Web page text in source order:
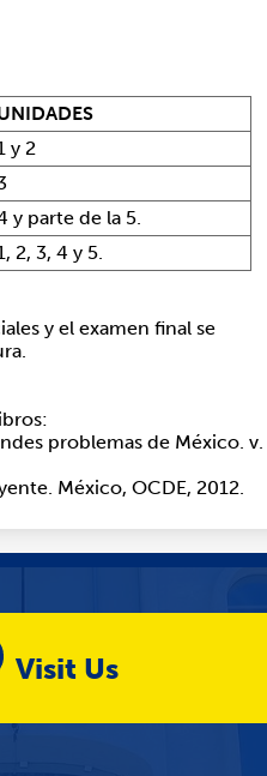
y 2
y parte de la 5.
2, 3, 4 y 5.
y el examen final se
problemas de México. v.
México, OCDE, 2012.
Visit Us